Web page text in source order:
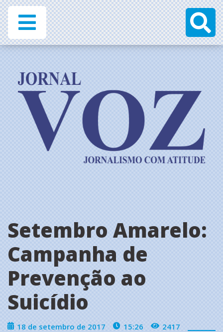
Setembro Amarelo:
Campanha de
Prevenção ao
Suicídio
18 de setembro de 2017 15:26 2417